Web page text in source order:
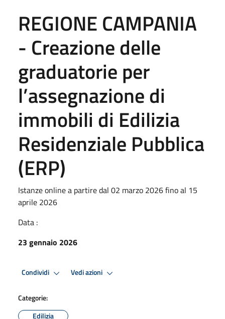
REGIONE CAMPANIA
- Creazione delle
graduatorie per
l’assegnazione di
immobili di Edilizia
Residenziale Pubblica
(ERP)
Istanze online a partire dal 02 marzo 2026 fino al 15
aprile 2026
Data :
23 gennaio 2026
Condividi Vedi azioni
Categorie:
Edilizia